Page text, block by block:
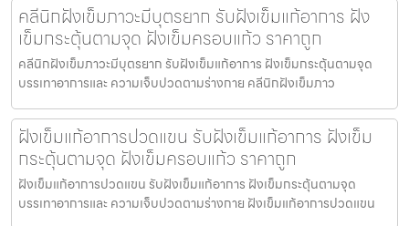
คลีนิกฝังเข็มภาวะมีบุตรยาก รับฝังเข็มแก้อาการ ฝัง
เข็มกระตุ้นตามจุด ฝังเข็มครอบแก้ว ราคาถูก
คลีนิกฝังเข็มภาวะมีบุตรยาก รับฝังเข็มแก้อาการ ฝังเข็มกระตุ้นตามจุด
บรรเทาอาการและ ความเจ็บปวดตามร่างกาย คลีนิกฝังเข็มภาว
ฝังเข็มแก้อาการปวดแขน รับฝังเข็มแก้อาการ ฝังเข็ม
กระตุ้นตามจุด ฝังเข็มครอบแก้ว ราคาถูก
ฝังเข็มแก้อาการปวดแขน รับฝังเข็มแก้อาการ ฝังเข็มกระตุ้นตามจุด
บรรเทาอาการและ ความเจ็บปวดตามร่างกาย ฝังเข็มแก้อาการปวดแขน